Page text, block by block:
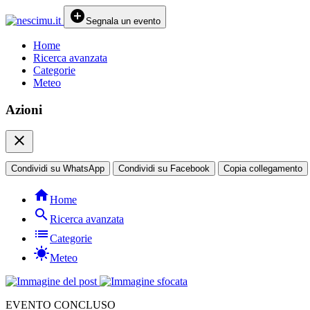
add_circleSegnala un evento
Home
Ricerca avanzata
Categorie
Meteo
Azioni
close
Condividi su WhatsApp Condividi su Facebook Copia collegamento
homeHome
searchRicerca avanzata
listCategorie
sunnyMeteo
EVENTO CONCLUSO